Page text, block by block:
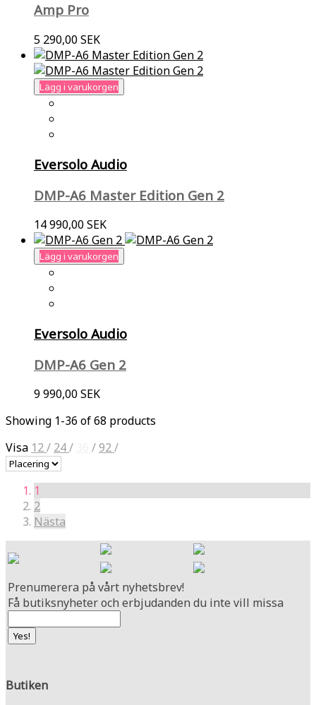
Amp Pro
5 290,00 SEK
Lägg i varukorgen
Eversolo Audio
DMP-A6 Master Edition Gen 2
14 990,00 SEK
Lägg i varukorgen
Eversolo Audio
DMP-A6 Gen 2
9 990,00 SEK
Showing 1-36 of 68 products
Visa 12/ 24/ /92/
1
2
Nästa
Prenumerera på vårt nyhetsbrev!
Få butiksnyheter och erbjudanden du inte vill missa
Butiken